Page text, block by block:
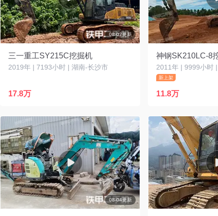
08-07更新
三一重工SY215C挖掘机
2019年 | 7193小时 | 湖南-长沙市
17.8万
神钢SK210LC-8
2011年 | 9999小时
新上架
11.8万
08-04更新